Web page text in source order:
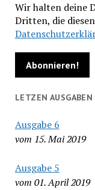
Wir halten deine
Dritten, die
LETZEN AUSGABEN
Ausgabe 6
vom 15. Mai 2019
Ausgabe 5
vom 01. April 2019